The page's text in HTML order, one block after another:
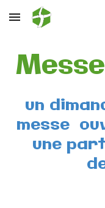
Skip to main content
un
messe
une